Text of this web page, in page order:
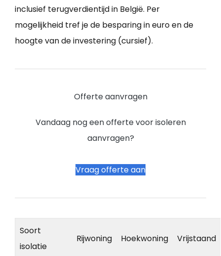
inclusief terugverdientijd in België. Per
mogelijkheid tref je de besparing in euro en de
hoogte van de investering (cursief).
Offerte aanvragen
Vandaag nog een offerte voor isoleren
aanvragen?
Vraag offerte aan
Soort
isolatie
Rijwoning Hoekwoning Vrijstaand